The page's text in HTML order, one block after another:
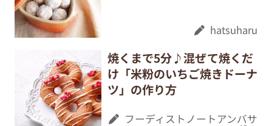
hatsuharu
焼くまで5分♪混ぜて焼くだ
け「米粉のいちご焼きドーナ
ツ」の作り方
フーディストノートアンバサ